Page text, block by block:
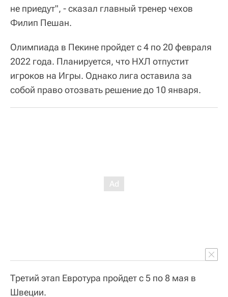
не приедут", - сказал главный тренер чехов
Филип Пешан.
Олимпиада в Пекине пройдет с 4 по 20 февраля
2022 года. Планируется, что НХЛ отпустит
игроков на Игры. Однако лига оставила за
собой право отозвать решение до 10 января.
Третий этап Евротура пройдет с 5 по 8 мая в
Швеции.